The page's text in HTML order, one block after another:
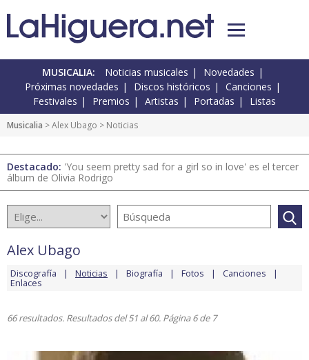
MUSICALIA: Noticias musicales
Novedades
Próximas novedades
Discos históricos
Canciones
Festivales
Premios Artistas Portadas Listas
Musicalia >Alex Ubago > Noticias
Destacado: 'You seem pretty sad for a girl so in love' es el tercer
álbum de Olivia Rodrigo
Alex Ubago
Discografía Noticias Biografía Fotos Canciones
Enlaces
66 resultados. Resultados del 51 al 60. Página 6 de 7